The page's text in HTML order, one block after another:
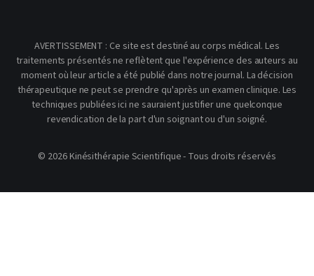
AVERTISSEMENT : Ce site est destiné au corps médical. Les
traitements présentés ne reflètent que l'expérience des auteurs au
moment où leur article a été publié dans notre journal. La décision
thérapeutique ne peut se prendre qu'après un examen clinique. Les
techniques publiées ici ne sauraient justifier une quelconque
revendication de la part d'un soignant ou d'un soigné.
© 2026 Kinésithérapie Scientifique - Tous droits réservés